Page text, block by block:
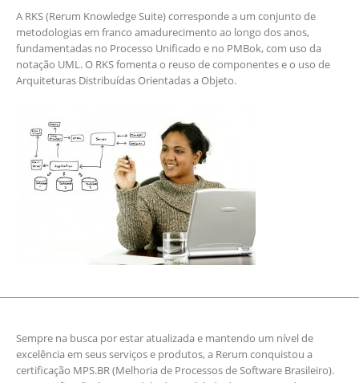
A RKS (Rerum Knowledge Suite) corresponde a um conjunto de
metodologias em franco amadurecimento ao longo dos anos,
fundamentadas no Processo Unificado e no PMBok, com uso da
notação UML. O RKS fomenta o reuso de componentes e o uso de
Arquiteturas Distribuídas Orientadas a Objeto.
Sempre na busca por estar atualizada e mantendo um nível de
excelência em seus serviços e produtos, a Rerum conquistou a
certificação MPS.BR (Melhoria de Processos de Software Brasileiro).